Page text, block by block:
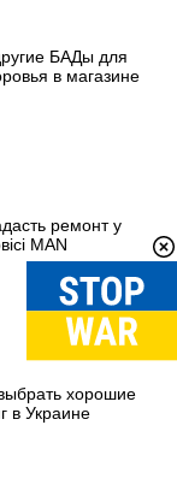
БАДы для
в магазине
ремонт у
MAN
хорошие
в Украине